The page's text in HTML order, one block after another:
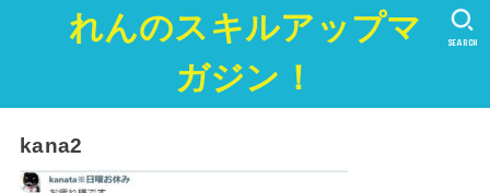
れんのスキルアップマ
ガジン！
SEARCH
kana2